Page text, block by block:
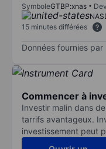
SymboleGTBP:xnas
15 minutes différées
Données fournies par
Commencer à
Investir malin dans
tarrifs avantageux.
investissement peut